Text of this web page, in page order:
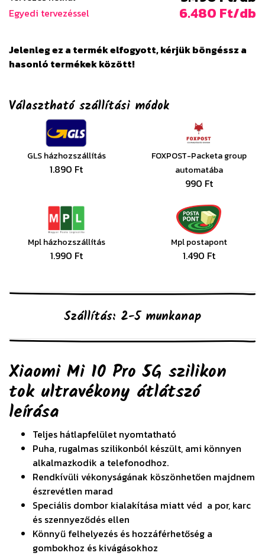
Egyedi tervezéssel 6.480 Ft/db
Jelenleg ez a termék elfogyott, kérjük böngéssz a
hasonló termékek között!
Választható szállítási módok
GLS házhozszállítás
1.890 Ft
FOXPOST-Packeta group
automatába
990 Ft
Mpl házhozszállítás
1.990 Ft
Mpl postapont
1.490 Ft
Szállítás: 2-5 munkanap
Xiaomi Mi 10 Pro 5G szilikon
tok ultravékony átlátszó
leírása
Teljes hátlapfelület nyomtatható
Puha, rugalmas szilikonból készült, ami könnyen
alkalmazkodik a telefonodhoz.
Rendkívüli vékonyságának köszönhetően majdnem
észrevétlen marad
Speciális dombor kialakítása miatt véd a por, karc
és szennyeződés ellen
Könnyű felhelyezés és hozzáférhetőség a
gombokhoz és kivágásokhoz